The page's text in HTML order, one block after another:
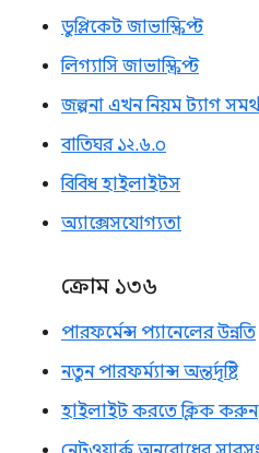
ডুপ্লিকেট জাভাস্ক্রিপ্ট
লিগ্যাসি জাভাস্ক্রিপ্ট
জল্পনা এখন নিয়ম ট্যাগ
বাতিঘর ১২.৬.০
বিবিধ হাইলাইটস
অ্যাক্সেসযোগ্যতা
ক্রোম ১৩৬
পারফর্মেন্স প্যানেলের উন্নতি
নতুন পারফর্ম্যান্স অন্তর্দৃষ্টি
হাইলাইট করতে ক্লিক করুন